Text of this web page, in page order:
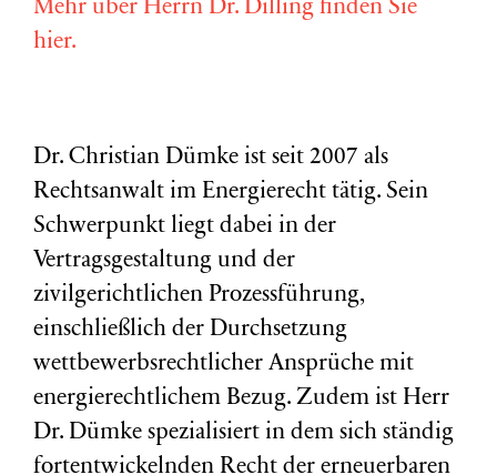
Mehr über Herrn Dr. Dilling finden Sie
hier.
Dr. Christian Dümke ist seit 2007 als
Rechtsanwalt im Energierecht tätig. Sein
Schwerpunkt liegt dabei in der
Vertragsgestaltung und der
zivilgerichtlichen Prozessführung,
einschließlich der Durchsetzung
wettbewerbsrechtlicher Ansprüche mit
energierechtlichem Bezug. Zudem ist Herr
Dr. Dümke spezialisiert in dem sich ständig
fortentwickelnden Recht der erneuerbaren